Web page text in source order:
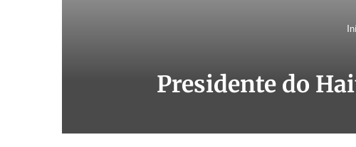
Presidente do